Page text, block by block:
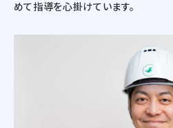
めて指導を心掛けています。